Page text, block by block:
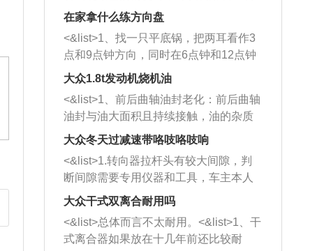
者是细棍，直接将杂物给取出来，如果
堵塞情况比较严重，也可以采取应急措
施。 <&list>2、直接利用木棍将所有的
杂物推到排气管里面的位置处，然后将
三元催化器拆解开，就可以将堵塞的东
西取出来。但如果是因为积碳过多引起
的堵塞，就需要将三元催化器泡在草酸
洗剂对堵塞的情况得到解决，将清洗剂
放在燃油箱中，与燃油混合后，车辆启
动时，就可以和汽油一起进入到燃烧
室，最后形成废气排出，就可以让三元
催化器得到清洗，排气管堵塞的情况就
能够得到解决。
在家拿什么练方向盘
<&list>1、找一只平底锅，把两耳看作3
点和9点钟方向，同时在6点钟和12点钟
方向做一个标记。 <&list>2、双手握住
一圈半的练习，往右同样也要打相同的
圈数。 <&list>3、最后强调要反复练
习，这样就可以形成肌肉记忆，在真实
驾驶车辆时，不需要记忆也能打好方
向。
大众1.8t发动机烧机油
<&list>1、前后曲轴油封老化：前后曲轴
油封与油大面积且持续接触，油的杂质
和发动机内持续温度变化使其密封效果
逐渐减弱，导致渗油或漏油。<&list>2、
活塞间隙过大：积碳会使活塞环与缸体
的间隙扩大，导致机油流入燃烧室中，
造成烧机油。<&list>3、机油粘度。使用
机油粘度过小的话，同样会有烧机油现
象，机油粘度过小具有很好的流动性，
大众冬天过减速带咯吱咯吱响
<&list>1.转向器拉杆头有较大间隙，判
断间隙需要专用仪器和工具，车主本人
无法制作，需要将车辆送到修理厂或4s
店；<&list>2.车辆半轴套管防尘罩破
裂，破裂后会出现漏油现象，使半轴磨
损严重，磨损的半轴容易损坏，产生异
大众干式双离合耐用吗
<&list>总体而言不太耐用。<&list>1、干
式离合器如果放在十几年前还比较耐